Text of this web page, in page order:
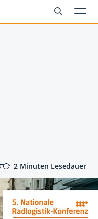
2 Minuten Lesedauer